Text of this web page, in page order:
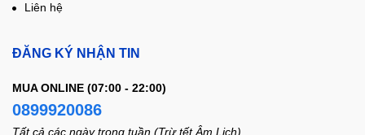
Liên hệ
ĐĂNG KÝ NHẬN TIN
MUA ONLINE (07:00 - 22:00)
0899920086
Tất cả các ngày trong tuần (Trừ tết Âm Lịch)